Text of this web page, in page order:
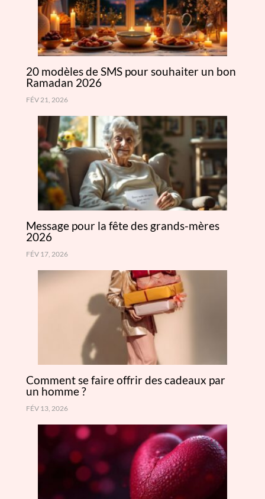
20 modèles de SMS pour souhaiter un bon
Ramadan 2026
FÉV 21, 2026
Message pour la fête des grands-mères
2026
FÉV 17, 2026
Comment se faire offrir des cadeaux par
un homme ?
FÉV 13, 2026